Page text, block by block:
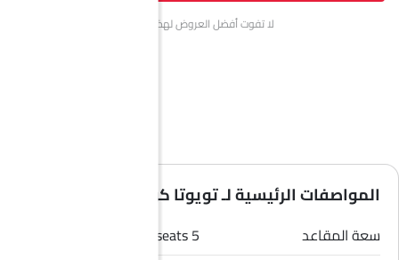
لا تفوت أفضل العروض لهذا الشهر.
المواصفات الرئيسية لـ تويوتا كورولا 2026
سعة المقاعد
5 seats